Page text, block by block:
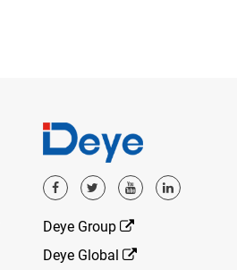
Deye Group
Deye Global